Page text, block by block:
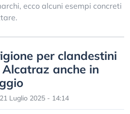
ecco alcuni esempi concreti
per clandestini
anche in
21 Luglio 2025 - 14:14